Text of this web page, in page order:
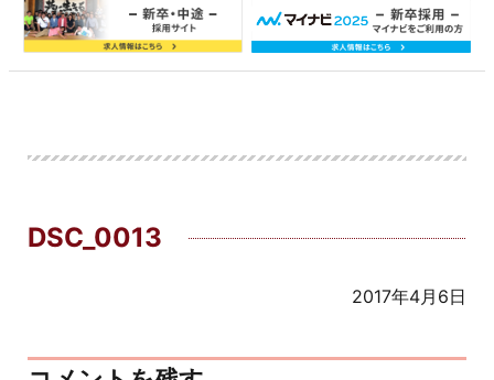
DSC_0013
2017年4月6日